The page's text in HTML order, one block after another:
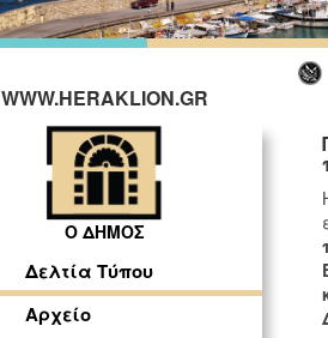
WWW.HERAKLION.GR
Ο ΔΗΜΟΣ
Δελτία Τύπου
Αρχείο